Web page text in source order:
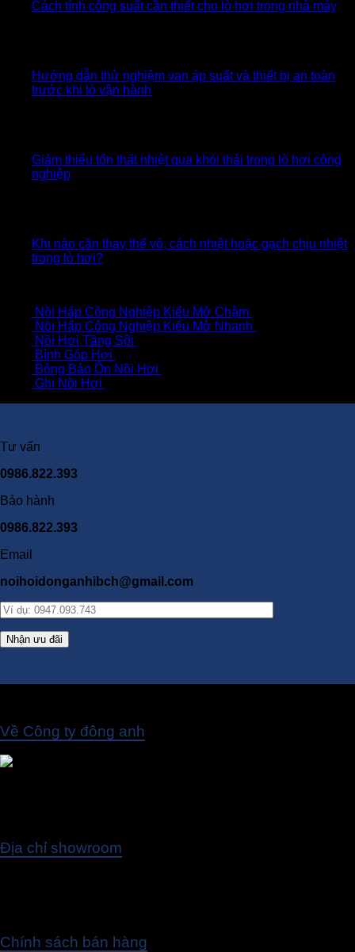
Cách tính công suất cần thiết cho lò hơi trong nhà máy
Hướng dẫn thử nghiệm van áp suất và thiết bị an toàn
trước khi lò vận hành
Giảm thiểu tổn thất nhiệt qua khói thải trong lò hơi công
nghiệp
Khi nào cần thay thế vỏ, cách nhiệt hoặc gạch chịu nhiệt
trong lò hơi?
Nồi Hấp Công Nghiệp Kiểu Mở Chậm
Nồi Hấp Công Nghiệp Kiểu Mở Nhanh
Nồi Hơi Tầng Sôi
Bình Góp Hơi
Bông Bảo Ôn Nồi Hơi
Ghi Nồi Hơi
Tư vấn
0986.822.393
Bảo hành
0986.822.393
Email
noihoidonganhibch@gmail.com
Về Công ty đông anh
Địa chỉ showroom
Chính sách bán hàng